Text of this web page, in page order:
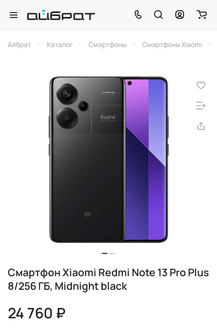
Айбрат – Каталог – Смартфоны – Смартфоны Xiaomi –
Смартфон Xiaomi Redmi Note 13 Pro Plus
8/256 ГБ, Midnight black
24 760 ₽